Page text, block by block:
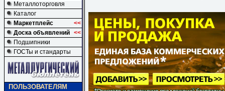
Металлоторговля
Каталог
Маркетплейс
<<
Доска объявлений <<
Подшипники
ГОСТы и стандарты
ПОЛЬЗОВАТЕЛЯМ